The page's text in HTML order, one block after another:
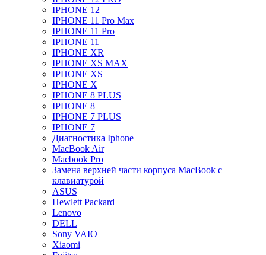
IPHONE 12
IPHONE 11 Pro Max
IPHONE 11 Pro
IPHONE 11
IPHONE XR
IPHONE XS MAX
IPHONE XS
IPHONE X
IPHONE 8 PLUS
IPHONE 8
IPHONE 7 PLUS
IPHONE 7
Диагностика Iphone
MacBook Air
Macbook Pro
Замена верхней части корпуса MacBook с
клавиатурой
ASUS
Hewlett Packard
Lenovo
DELL
Sony VAIO
Xiaomi